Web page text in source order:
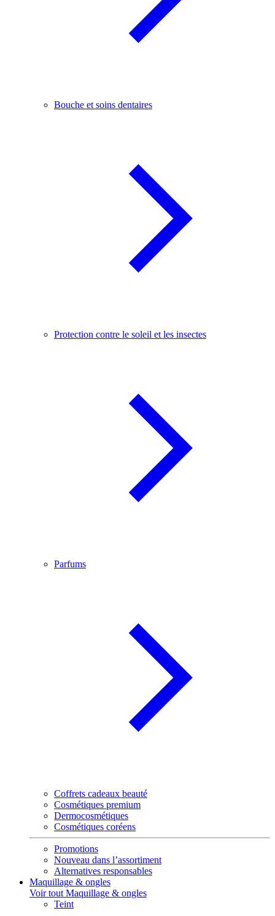
Bouche et soins dentaires
Protection contre le soleil et les insectes
Parfums
Coffrets cadeaux beauté
Cosmétiques premium
Dermocosmétiques
Cosmétiques coréens
Promotions
Nouveau dans l’assortiment
Alternatives responsables
Maquillage & ongles
Voir tout Maquillage & ongles
Teint